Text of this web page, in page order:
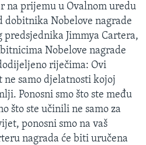
na prijemu u Ovalnom uredu
dobitnika Nobelove nagrade
predsjednika Jimmya Cartera,
Nobelove nagrade
riječima: Ovi
ne samo djelatnosti kojoj
Ponosni smo što ste među
što ste učinili ne samo za
ponosni smo na vaš
nagrada će biti uručena